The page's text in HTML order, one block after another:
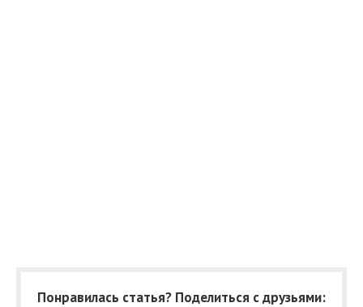
Понравилась статья? Поделиться с друзьями: